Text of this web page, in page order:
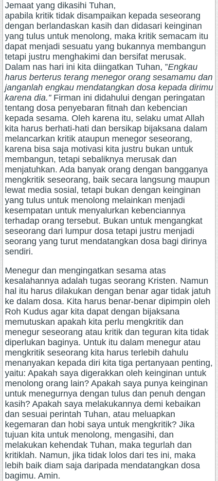
Jemaat yang dikasihi Tuhan,
apabila kritik tidak disampaikan kepada seseorang
dengan berlandaskan kasih dan didasari keinginan
yang tulus untuk menolong, maka kritik semacam itu
dapat menjadi sesuatu yang bukannya membangun
tetapi justru menghakimi dan bersifat merusak.
Dalam nas hari ini kita diingatkan Tuhan, ”Engkau
harus berterus terang menegor orang sesamamu dan
janganlah engkau mendatangkan dosa kepada dirimu
karena dia.”Firman ini didahului dengan peringatan
tentang dosa penyebaran fitnah dan kebencian
kepada sesama. Oleh karena itu, selaku umat Allah
kita harus berhati-hati dan bersikap bijaksana dalam
melancarkan kritik ataupun menegor seseorang,
karena bisa saja motivasi kita justru bukan untuk
membangun, tetapi sebaliknya merusak dan
menjatuhkan. Ada banyak orang dengan bangganya
mengkritik seseorang, baik secara langsung maupun
lewat media sosial, tetapi bukan dengan keinginan
yang tulus untuk menolong melainkan menjadi
kesempatan untuk menyalurkan kebenciannya
terhadap orang tersebut. Bukan untuk mengangkat
seseorang dari lumpur dosa tetapi justru menjadi
seorang yang turut mendatangkan dosa bagi dirinya
sendiri.
Menegur dan mengingatkan sesama atas
kesalahannya adalah tugas seorang Kristen. Namun
hal itu harus dilakukan dengan benar agar tidak jatuh
ke dalam dosa. Kita harus benar-benar dipimpin oleh
Roh Kudus agar kita dapat dengan bijaksana
memutuskan apakah kita perlu mengkritik dan
menegur seseorang atau kritik dan teguran kita tidak
diperlukan baginya. Untuk itu dalam menegur atau
mengkritik seseorang kita harus terlebih dahulu
menanyakan kepada diri kita tiga pertanyaan penting,
yaitu: Apakah saya digerakkan oleh keinginan untuk
menolong orang lain? Apakah saya punya keinginan
untuk menegurnya dengan tulus dan penuh dengan
kasih? Apakah saya melakukannya demi kebaikan
dan sesuai perintah Tuhan, atau meluapkan
kegemaran dan hobi saya untuk mengkritik? Jika
tujuan kita untuk menolong, mengasihi, dan
melakukan kehendak Tuhan, maka tegurlah dan
kritiklah. Namun, jika tidak lolos dari tes ini, maka
lebih baik diam saja daripada mendatangkan dosa
bagimu. Amin.